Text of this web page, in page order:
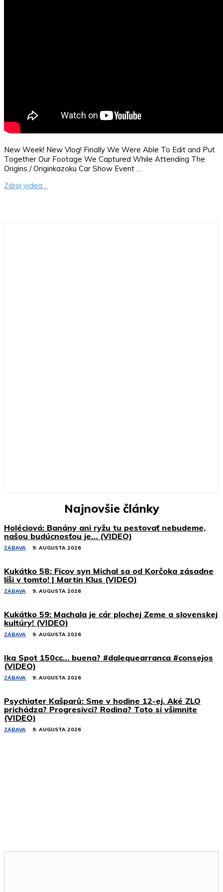
New Week! New Vlog! Finally We Were Able To Edit and Put
Together Our Footage We Captured While Attending The
Origins / Originkazoku Car Show Event …
Zdroj videa…
Najnovšie články
Holéciová: Banány ani ryžu tu pestovať nebudeme,
našou budúcnosťou je… (VIDEO)
ZÁBAVA 9. AUGUSTA 2026
Kukátko 58: Ficov syn Michal sa od Korčoka zásadne
líši v tomto! | Martin Klus (VIDEO)
ZÁBAVA 9. AUGUSTA 2026
Kukátko 59: Machala je cár plochej Zeme a slovenskej
kultúry! (VIDEO)
ZÁBAVA 9. AUGUSTA 2026
Ika Spot 150cc… buena? #dalequearranca #consejos
(VIDEO)
ZÁBAVA 9. AUGUSTA 2026
Psychiater Kašparů: Sme v hodine 12-ej. Aké ZLO
prichádza? Progresivci? Rodina? Toto si všimnite
(VIDEO)
ZÁBAVA 9. AUGUSTA 2026